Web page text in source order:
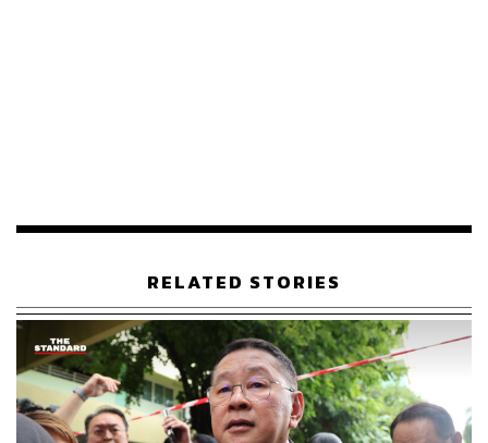
THE STANDARD TEAM
RELATED STORIES